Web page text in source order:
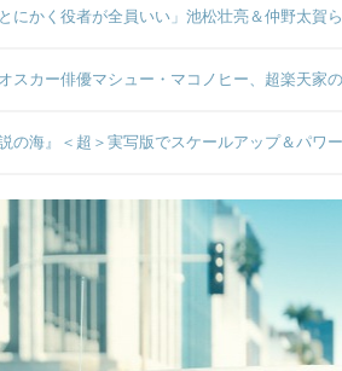
にかく役者が全員いい」池松壮亮＆仲野太賀
スカー俳優マシュー・マコノヒー、超楽天家
の海』＜超＞実写版でスケールアップ＆パワ